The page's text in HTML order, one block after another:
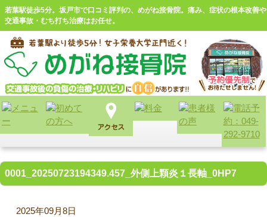
若葉駅徒歩5分。坂戸市で口コミ評判の、めがね接骨院。痛み、症状の根本改善や
交通事故・むち打ち治療はお任せ。
0001_20250723194349.457_外側上顆炎１長軸_0HP7
2025年09月8日